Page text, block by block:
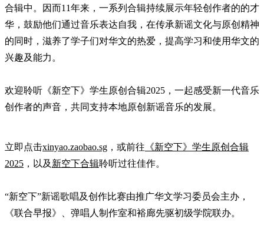
合辑中。因而11年来，一系列合辑持续展示年轻创作者的的才
华，鼓励他们通过音乐表达自我，在传承新谣文化与原创精神
的同时，滋养了学子们对华文的热爱，提高学习和使用华文的
兴趣及能力。
欢迎聆听《新空下》学生原创合辑2025，一起感受新一代音乐
创作者的声音，共同支持本地原创新谣音乐的发展。
立即点击xinyao.zaobao.sg ，或前往 《新空下》学生原创合辑
2025 ，以及 新空下合辑聆听过往佳作。
“新空下”新谣歌唱及创作比赛由推广华文学习委员会主办，
《联合早报》、弹唱人制作室和裕廊先驱初级学院联办。